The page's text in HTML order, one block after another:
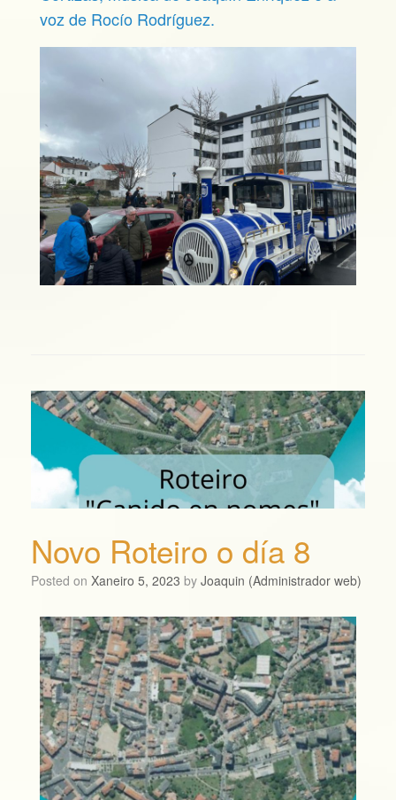
voz de Rocío Rodríguez.
Novo Roteiro o día 8
Posted on Xaneiro 5, 2023 by Joaquin (Administrador web)